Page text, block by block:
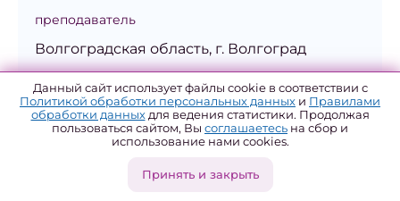
преподаватель
Волгоградская область, г. Волгоград
Проекты
Дети в науке
Данный сайт использует файлы cookie в соответствии с
Политикой обработки персональных данных и Правилами
обработки данныхдля ведения статистики. Продолжая
пользоваться сайтом, Вы соглашаетесь на сбор и
использование нами cookies.
Принять и закрыть